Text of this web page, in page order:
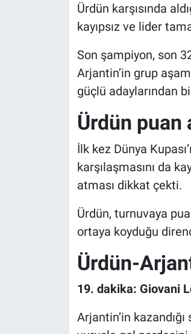
Ürdün karşısında
kayıpsız ve lider
Son şampiyon, son
Arjantin’in grup
güçlü adaylarından
Ürdün puan
İlk kez Dünya
karşılaşmasını da
atması dikkat çekti.
Ürdün, turnuvaya
ortaya koyduğu
Ürdün-
19. dakika: Giovani
Arjantin’in